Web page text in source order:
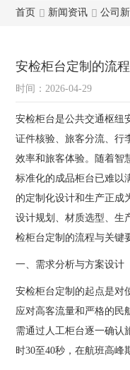
首页 新闻资讯 公司
安检柜台定制的流
时间：2026-04-29
安检柜台是公共交通枢纽
证件核验、旅客分流、行
效率和旅客体验。随着智
标准化的成品柜台已难以
的定制化设计和生产正成
设计规划、材质选型、生
检柜台定制的流程与关键
一、需求分析与方案设计
安检柜台定制的起点是对
应对高客流量和严格的民
需通过人工柜台逐一确认
时30至40秒，在航班高峰